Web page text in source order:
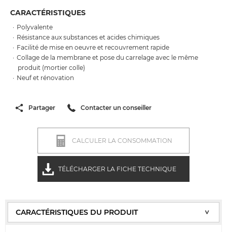
CARACTÉRISTIQUES
Polyvalente
Résistance aux substances et acides chimiques
Facilité de mise en oeuvre et recouvrement rapide
Collage de la membrane et pose du carrelage avec le même
produit (mortier colle)
Neuf et rénovation
Partager Contacter un conseiller
CALCULER LA CONSOMMATION
TÉLÉCHARGER LA FICHE TECHNIQUE